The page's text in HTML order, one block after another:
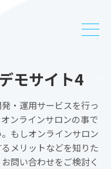
モサイト4
・運用サービスを行っ
ンラインサロンの事で
もしオンラインサロン
メリットなどを知りた
問い合わせをご検討く